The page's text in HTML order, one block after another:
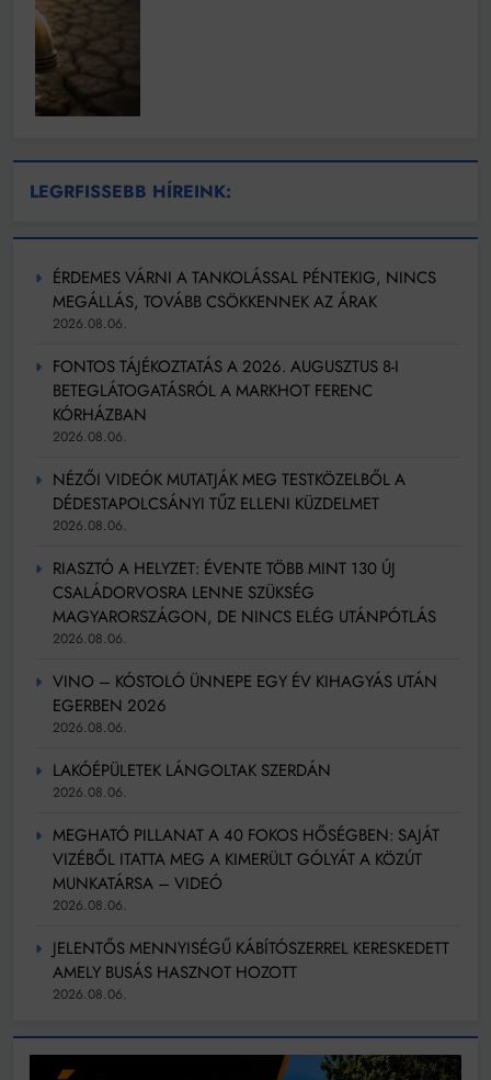
LEGRFISSEBB HÍREINK:
ÉRDEMES VÁRNI A TANKOLÁSSAL PÉNTEKIG, NINCS
MEGÁLLÁS, TOVÁBB CSÖKKENNEK AZ ÁRAK
2026.08.06.
FONTOS TÁJÉKOZTATÁS A 2026. AUGUSZTUS 8-I
BETEGLÁTOGATÁSRÓL A MARKHOT FERENC
KÓRHÁZBAN
2026.08.06.
NÉZŐI VIDEÓK MUTATJÁK MEG TESTKÖZELBŐL A
DÉDESTAPOLCSÁNYI TŰZ ELLENI KÜZDELMET
2026.08.06.
RIASZTÓ A HELYZET: ÉVENTE TÖBB MINT 130 ÚJ
CSALÁDORVOSRA LENNE SZÜKSÉG
MAGYARORSZÁGON, DE NINCS ELÉG UTÁNPÓTLÁS
2026.08.06.
VINO – KÓSTOLÓ ÜNNEPE EGY ÉV KIHAGYÁS UTÁN
EGERBEN 2026
2026.08.06.
LAKÓÉPÜLETEK LÁNGOLTAK SZERDÁN
2026.08.06.
MEGHATÓ PILLANAT A 40 FOKOS HŐSÉGBEN: SAJÁT
VIZÉBŐL ITATTA MEG A KIMERÜLT GÓLYÁT A KÖZÚT
MUNKATÁRSA – VIDEÓ
2026.08.06.
JELENTŐS MENNYISÉGŰ KÁBÍTÓSZERREL KERESKEDETT
AMELY BUSÁS HASZNOT HOZOTT
2026.08.06.